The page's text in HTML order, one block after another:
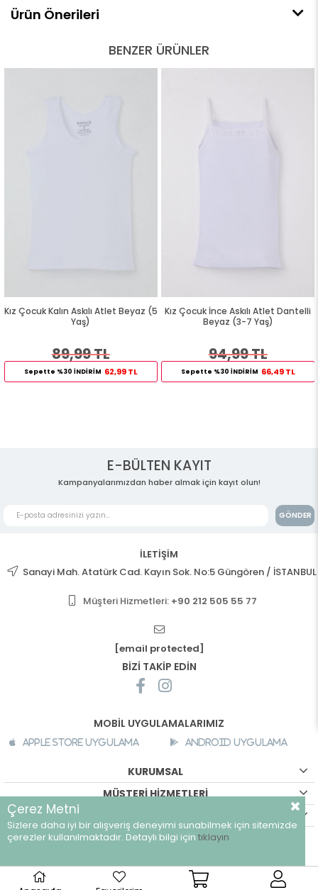
Ürün Önerileri
BENZER ÜRÜNLER
Askılı Atlet Beyaz (5
İNDİRİM 62,99 TL
Kız Çocuk İnce Askılı Atlet Dantelli
Beyaz (3-7 Yaş)
Sepette %30 İNDİRİM 66,49 TL
Kız Çocuk
Sevimli
Sepette
E-BÜLTEN KAYIT
Kampanyalarımızdan haber almak için kayıt olun!
GÖNDER
İLETİŞİM
Sanayi Mah. Atatürk Cad. Kayın Sok. No:5 Güngören / İSTANBUL
Müşteri Hizmetleri: +90 212 505 55 77
[email protected]
BİZİ TAKİP EDİN
MOBİL UYGULAMALARIMIZ
Apple Store Uygulama Android Uygulama
KURUMSAL
MÜŞTERİ HİZMETLERİ
©breeze.com.tr - Tüm hakları saklıdır.
Çerez Metni
Sizlere daha iyi bir alışveriş deneyimi sunabilmek için sitemizde
çerezler kullanılmaktadır. Detaylı bilgi için tıklayın